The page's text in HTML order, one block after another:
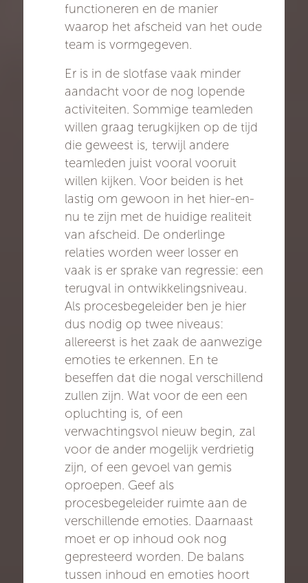
functioneren en de manier
waarop het afscheid van het oude
team is vormgegeven.
Er is in de slotfase vaak minder
aandacht voor de nog lopende
activiteiten. Sommige teamleden
willen graag terugkijken op de tijd
die geweest is, terwijl andere
teamleden juist vooral vooruit
willen kijken. Voor beiden is het
lastig om gewoon in het hier-en-
nu te zijn met de huidige realiteit
van afscheid. De onderlinge
relaties worden weer losser en
vaak is er sprake van regressie: een
terugval in ontwikkelingsniveau.
Als procesbegeleider ben je hier
dus nodig op twee niveaus:
allereerst is het zaak de aanwezige
emoties te erkennen. En te
beseffen dat die nogal verschillend
zullen zijn. Wat voor de een een
opluchting is, of een
verwachtingsvol nieuw begin, zal
voor de ander mogelijk verdrietig
zijn, of een gevoel van gemis
oproepen. Geef als
procesbegeleider ruimte aan de
verschillende emoties. Daarnaast
moet er op inhoud ook nog
gepresteerd worden. De balans
tussen inhoud en emoties hoort